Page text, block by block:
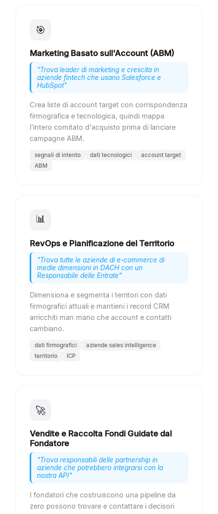
🎯
Marketing Basato sull'Account (ABM)
"Trova leader di marketing e crescita in
aziende fintech che usano Salesforce e
HubSpot"
Crea liste di account target con corrispondenza
firmografica e tecnologica, quindi mappa
l'intero comitato d'acquisto prima di lanciare
campagne ABM.
segnali di intento dati tecnologici
account target
ABM
📊
RevOps e Pianificazione del Territorio
"Trova tutte le aziende di e-commerce di
medie dimensioni in DACH con un
Responsabile delle Entrate"
Dimensiona e segmenta i territori con dati
firmografici attuali e mantieni i record CRM
arricchiti man mano che account e contatti
cambiano.
dati firmografici
aziende sales intelligence
territorio
ICP
🚀
Vendite e Raccolta Fondi Guidate dal
Fondatore
"Trova responsabili delle partnership in
aziende che potrebbero integrarsi con la
nostra API"
I fondatori che costruiscono una pipeline da
zero possono trovare e contattare i decisori